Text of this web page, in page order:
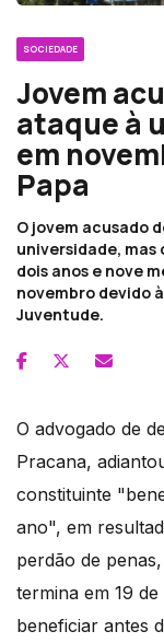
SOCIEDADE
Jovem
ataque à
em
Papa
O jovem acusado
universidade, mas
dois anos e nove
novembro devido
Juventude.
O advogado de
Pracana,
constituinte
ano", em
perdão de
termina em 19
beneficiar antes